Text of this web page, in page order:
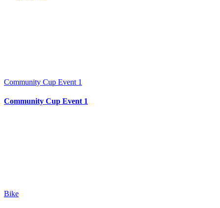
Community Cup Event 1
Community Cup Event 1
Bike